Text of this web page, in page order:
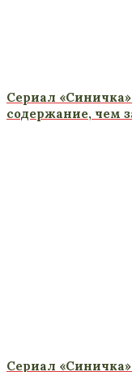
Сериал
содержание, чем
Сериал «Синичка»